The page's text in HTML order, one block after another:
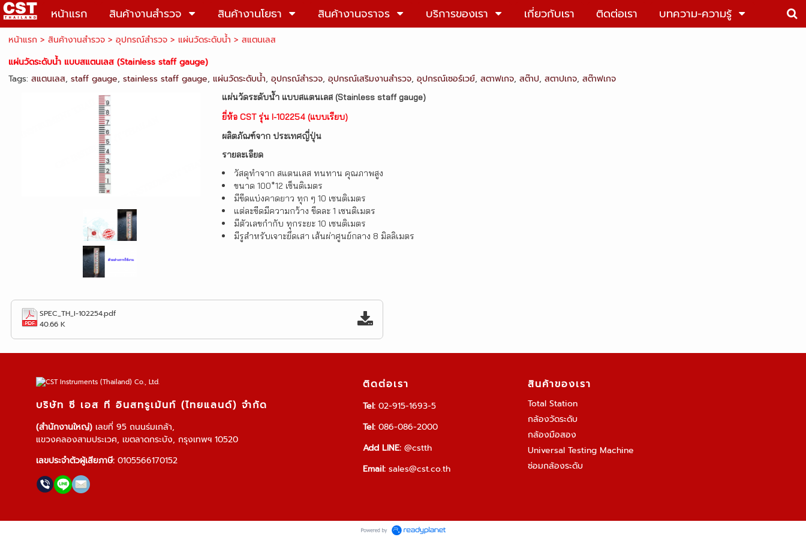
หน้าแรก สินค้างานสำรวจ สินค้างานโยธา สินค้างานจราจร บริการของเรา เกี่ยวกับเรา ติดต่อเรา บทความ-ความรู้
หน้าแรก > สินค้างานสำรวจ > อุปกรณ์สำรวจ> แผ่นวัดระดับน้ำ > สแตนเลส
แผ่นวัดระดับน้ำ แบบสแตนเลส (Stainless staff gauge)
Tags: สแตนเลส, staff gauge, stainless staff gauge, แผ่นวัดระดับน้ำ, อุปกรณ์สำรวจ, อุปกรณ์เสริมงานสำรวจ, อุปกรณ์เซอร์เวย์, สตาฟเกจ, สต๊าป, สตาปเกจ, สต๊าฟเกจ
แผ่นวัดระดับน้ำ แบบสแตนเลส (Stainless staff gauge)
ยี่ห้อ CST รุ่น I-102254 (แบบเรียบ)
ผลิตภัณฑ์จาก ประเทศญี่ปุ่น
รายละเอียด
วัสดุทำจาก สแตนเลส ทนทาน คุณภาพสูง
ขนาด 100*12 เซ็นติเมตร
มีขีดแบ่งคาดยาว ทุก ๆ 10 เซนติเมตร
แต่ละขีดมีความกว้าง ขีดละ 1 เซนติเมตร
มีตัวเลขกำกับ ทุกระยะ 10 เซนติเมตร
มีรูสำหรับเจาะยึดเสา เส้นผ่าศูนย์กลาง 8 มิลลิเมตร
SPEC_TH_I-102254.pdf
40.66 K
บริษัท ซี เอส ที อินสทรูเม้นท์ (ไทยแลนด์) จำกัด
(สำนักงานใหญ่) เลขที่ 95 ถนนร่มเกล้า,
แขวงคลองสามประเวศ, เขตลาดกระบัง, กรุงเทพฯ 10520
เลขประจำตัวผู้เสียภาษี: 0105566170152
ติดต่อเรา
Tel: 02-915-1693-5
Tel: 086-086-2000
Add LINE: @cstth
Email: sales@cst.co.th
สินค้าของเรา
Total Station
กล้องวัดระดับ
กล้องมือสอง
Universal Testing Machine
ซ่อมกล้องระดับ